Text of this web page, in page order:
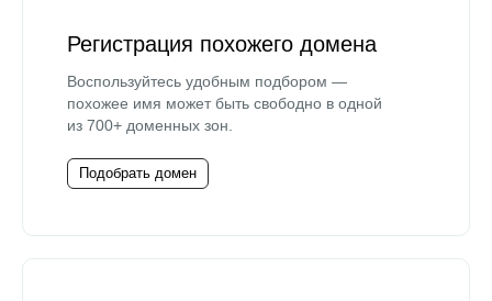
Регистрация похожего домена
Воспользуйтесь удобным подбором —
похожее имя может быть свободно в одной
из 700+ доменных зон.
Подобрать домен